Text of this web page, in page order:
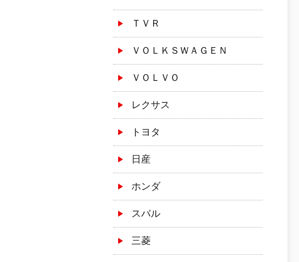
ＴＶＲ
ＶＯＬＫＳＷＡＧＥＮ
ＶＯＬＶＯ
レクサス
トヨタ
日産
ホンダ
スバル
三菱